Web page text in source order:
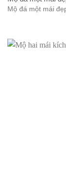
Mộ đá một mái